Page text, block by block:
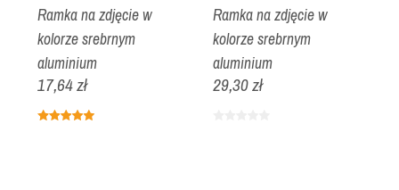
Ramka na zdjęcie w
kolorze srebrnym
aluminium
17,64 zł
Ramka na zdjęcie w
kolorze srebrnym
aluminium
29,30 zł